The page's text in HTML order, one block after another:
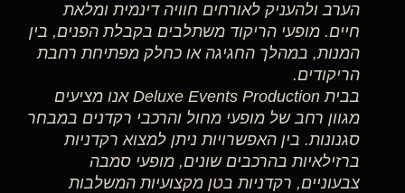
הערב ולהעניק לאורחים חוויה דינמית ומלאת
חיים. מופעי הריקוד משתלבים בקבלת הפנים, בין
המנות, במהלך החגיגה או כחלק מפתיחת רחבת
הריקודים.
בבית Deluxe Events Production אנו מציעים
מגוון רחב של מופעי מחול והרכבי רקדנים במבחר
סגנונות. בין האפשרויות ניתן למצוא רקדניות
ברזילאיות בהרכבים שונים, מופעי סמבה
צבעוניים, רקדניות בטן מקצועיות המשלבות